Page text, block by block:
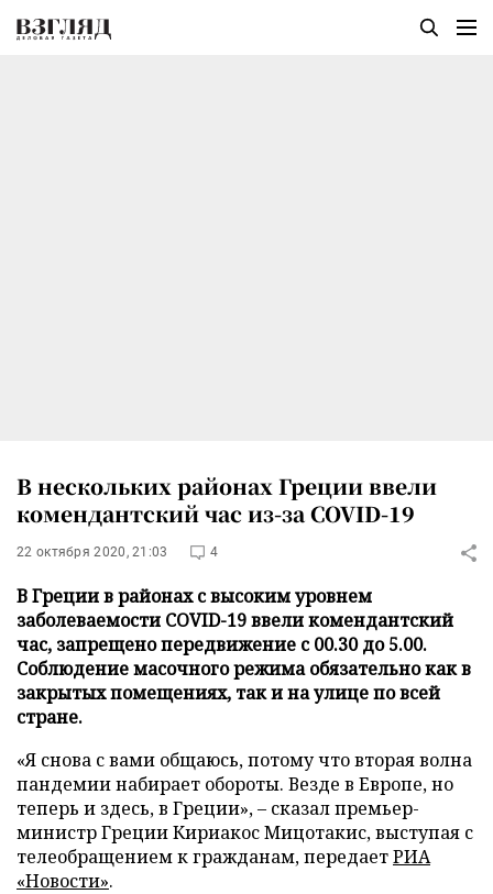
В нескольких районах Греции ввели
комендантский час из-за COVID-19
22 октября 2020, 21:03 4
В Греции в районах с высоким уровнем
заболеваемости COVID-19 ввели комендантский
час, запрещено передвижение с 00.30 до 5.00.
Соблюдение масочного режима обязательно как в
закрытых помещениях, так и на улице по всей
стране.
«Я снова с вами общаюсь, потому что вторая волна
пандемии набирает обороты. Везде в Европе, но
теперь и здесь, в Греции», – сказал премьер-
министр Греции Кириакос Мицотакис, выступая с
телеобращением к гражданам, передаетРИА
«Новости».